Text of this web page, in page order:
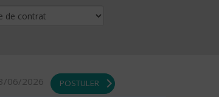
06/2026 POSTULER